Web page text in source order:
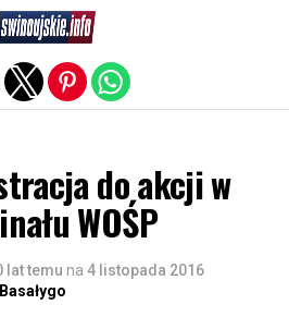
do akcji w
WOŚP
lat temu na 4 listopada 2016
mobile version